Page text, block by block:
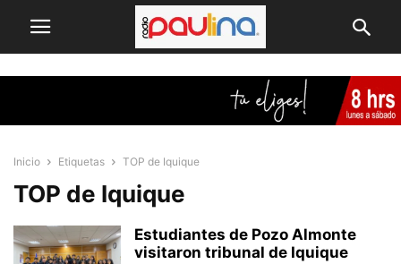
Inicio Etiquetas TOP de Iquique
TOP de Iquique
Estudiantes de Pozo Almonte
visitaron tribunal de Iquique